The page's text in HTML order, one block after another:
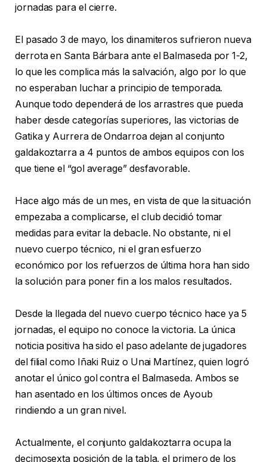
jornadas para el cierre.
El pasado 3 de mayo, los dinamiteros sufrieron nueva
derrota en Santa Bárbara ante el Balmaseda por 1-2,
lo que les complica más la salvación, algo por lo que
no esperaban luchar a principio de temporada.
Aunque todo dependerá de los arrastres que pueda
haber desde categorías superiores, las victorias de
Gatika y Aurrera de Ondarroa dejan al conjunto
galdakoztarra a 4 puntos de ambos equipos con los
que tiene el “gol average” desfavorable.
Hace algo más de un mes, en vista de que la situación
empezaba a complicarse, el club decidió tomar
medidas para evitar la debacle. No obstante, ni el
nuevo cuerpo técnico, ni el gran esfuerzo
económico por los refuerzos de última hora han sido
la solución para poner fin a los malos resultados.
Desde la llegada del nuevo cuerpo técnico hace ya 5
jornadas, el equipo no conoce la victoria. La única
noticia positiva ha sido el paso adelante de jugadores
del filial como Iñaki Ruiz o Unai Martínez, quien logró
anotar el único gol contra el Balmaseda. Ambos se
han asentado en los últimos onces de Ayoub
rindiendo a un gran nivel.
Actualmente, el conjunto galdakoztarra ocupa la
decimosexta posición de la tabla, el primero de los